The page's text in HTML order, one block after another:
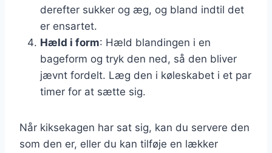
derefter sukker og æg, og bland indtil det
er ensartet.
Hæld i form: Hæld blandingen i en
bageform og tryk den ned, så den bliver
jævnt fordelt. Læg den i køleskabet i et par
timer for at sætte sig.
Når kiksekagen har sat sig, kan du servere den
som den er, eller du kan tilføje en lækker